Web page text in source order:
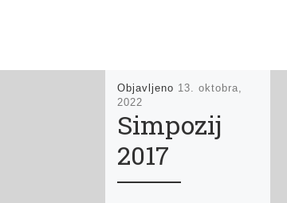
Objavljeno 13. oktobra,
2022
Simpozij
2017